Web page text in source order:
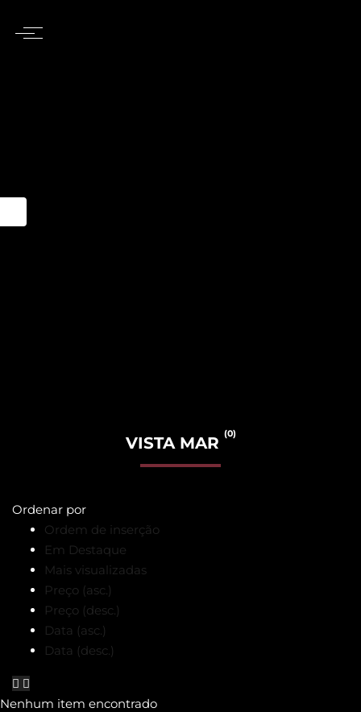
VISTA MAR (0)
Ordenar por
Ordem de inserção
Em Destaque
Mais visualizadas
Preço (asc.)
Preço (desc.)
Data (asc.)
Data (desc.)
Nenhum item encontrado